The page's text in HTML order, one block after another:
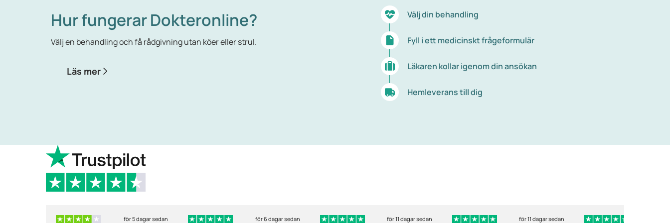
Hur fungerar Dokteronline?
Välj en behandling och få rådgivning utan köer eller strul.
Läs mer
Välj din behandling
Fyll i ett medicinskt frågeformulär
Läkaren kollar igenom din ansökan
Hemleverans till dig
för 5 dagar sedan för 6 dagar sedan för 11 dagar sedan för 11 dagar sedan